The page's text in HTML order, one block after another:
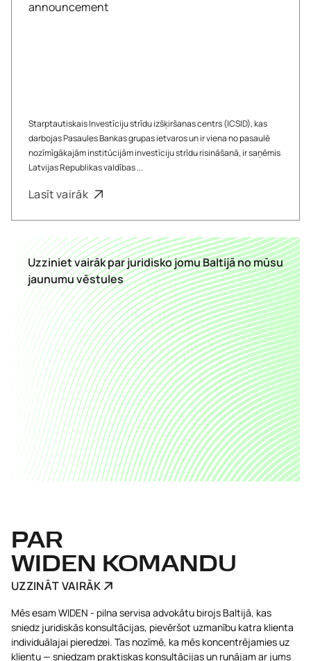
Starptautiskais Investīciju strīdu izšķiršanas centrs (ICSID), kas
darbojas Pasaules Bankas grupas ietvaros un ir viena no pasaulē
nozīmīgākajām institūcijām investīciju strīdu risināšanā, ir saņēmis
Latvijas Republikas valdības ...
Lasīt vairāk
Uzziniet vairāk par juridisko jomu Baltijā no mūsu
jaunumu vēstules
PAR
WIDEN KOMANDU
UZZINĀT VAIRĀK
Mēs esam WIDEN - pilna servisa advokātu birojs Baltijā, kas
sniedz juridiskās konsultācijas, pievēršot uzmanību katra klienta
individuālajai pieredzei. Tas nozīmē, ka mēs koncentrējamies uz
klientu — sniedzam praktiskas konsultācijas un runājam ar jums